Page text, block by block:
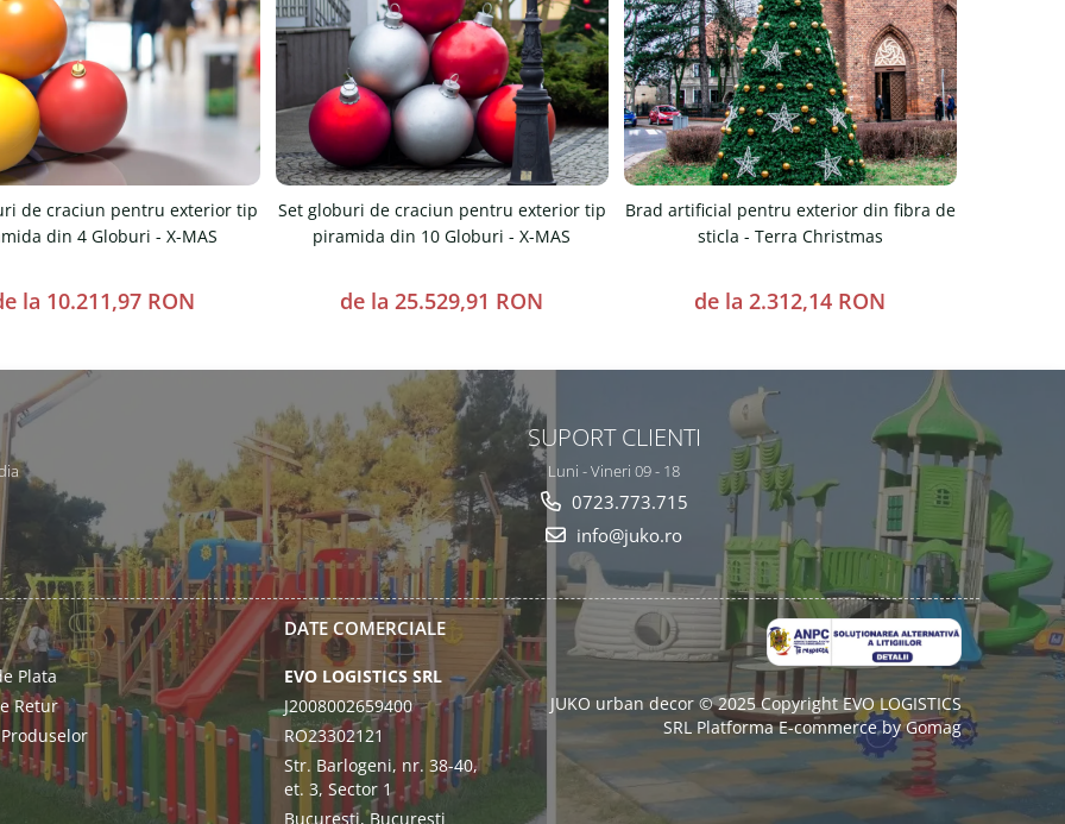
de craciun pentru exterior tip
din 4 Globuri - X-MAS
la 10.211,97 RON
Set globuri de craciun pentru exterior tip
piramida din 10 Globuri - X-MAS
de la 25.529,91 RON
Brad artificial pentru exterior din fibra de
sticla - Terra Christmas
de la 2.312,14 RON
SUPORT CLIENTI
Luni - Vineri 09 - 18
0723.773.715
info@juko.ro
Plata
Retur
DATE COMERCIALE
EVO LOGISTICS SRL
J2008002659400
RO23302121
Str. Barlogeni, nr. 38-40,
et. 3, Sector 1
Bucuresti, Bucuresti
JUKO urban decor © 2025 Copyright EVO LOGISTICS
SRL Platforma E-commerce by Gomag